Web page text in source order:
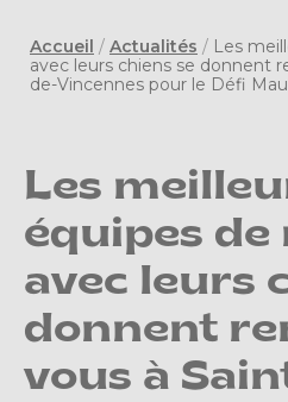
Accueil / Actualités / Les
avec leurs chiens se donnent
de-Vincennes pour le Défi
Les
équipes de
avec leurs
donnent
vous à